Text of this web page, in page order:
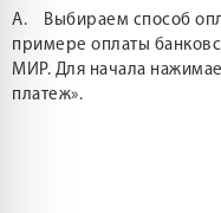
А. Выбираем способ
примере оплаты
МИР. Для начала
платеж».